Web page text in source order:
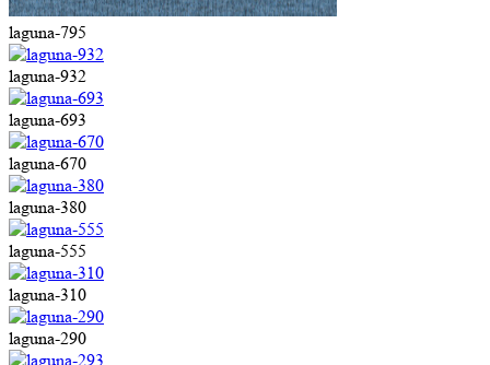
laguna-795
laguna-932
laguna-693
laguna-670
laguna-380
laguna-555
laguna-310
laguna-290